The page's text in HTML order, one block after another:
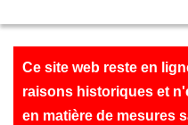
Ce site web reste en
raisons historiques et
en matière de mesures